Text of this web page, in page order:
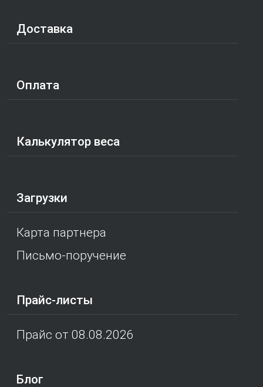
Доставка
Оплата
Калькулятор веса
Загрузки
Карта партнера
Письмо-поручение
Прайс-листы
Прайс от 08.08.2026
Блог